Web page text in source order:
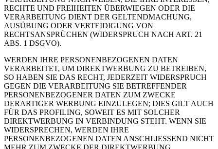
RECHTE UND FREIHEITEN ÜBERWIEGEN ODER DIE
VERARBEITUNG DIENT DER GELTENDMACHUNG,
AUSÜBUNG ODER VERTEIDIGUNG VON
RECHTSANSPRÜCHEN (WIDERSPRUCH NACH ART. 21
ABS. 1 DSGVO).
WERDEN IHRE PERSONENBEZOGENEN DATEN
VERARBEITET, UM DIREKTWERBUNG ZU BETREIBEN,
SO HABEN SIE DAS RECHT, JEDERZEIT WIDERSPRUCH
GEGEN DIE VERARBEITUNG SIE BETREFFENDER
PERSONENBEZOGENER DATEN ZUM ZWECKE
DERARTIGER WERBUNG EINZULEGEN; DIES GILT AUCH
FÜR DAS PROFILING, SOWEIT ES MIT SOLCHER
DIREKTWERBUNG IN VERBINDUNG STEHT. WENN SIE
WIDERSPRECHEN, WERDEN IHRE
PERSONENBEZOGENEN DATEN ANSCHLIESSEND NICHT
MEHR ZUM ZWECKE DER DIREKTWERBUNG